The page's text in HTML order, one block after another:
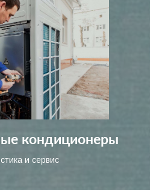
кондиционеры
и сервис